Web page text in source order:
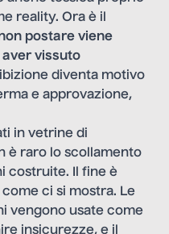
reality. Ora è il
postare viene
vissuto
diventa motivo
e approvazione,
in vetrine di
è raro lo scollamento
costruite. Il fine è
ci si mostra. Le
vengono usate come
insicurezze, e il